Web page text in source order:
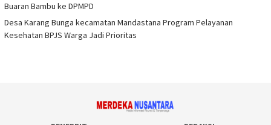
Buaran Bambu ke DPMPD
Desa Karang Bunga kecamatan Mandastana Program Pelayanan
Kesehatan BPJS Warga Jadi Prioritas